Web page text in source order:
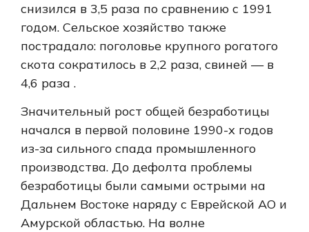
снизился в 3,5 раза по сравнению с 1991
годом. Сельское хозяйство также
пострадало: поголовье крупного рогатого
скота сократилось в 2,2 раза, свиней — в
4,6 раза .
Значительный рост общей безработицы
начался в первой половине 1990-х годов
из-за сильного спада промышленного
производства. До дефолта проблемы
безработицы были самыми острыми на
Дальнем Востоке наряду с Еврейской АО и
Амурской областью. На волне